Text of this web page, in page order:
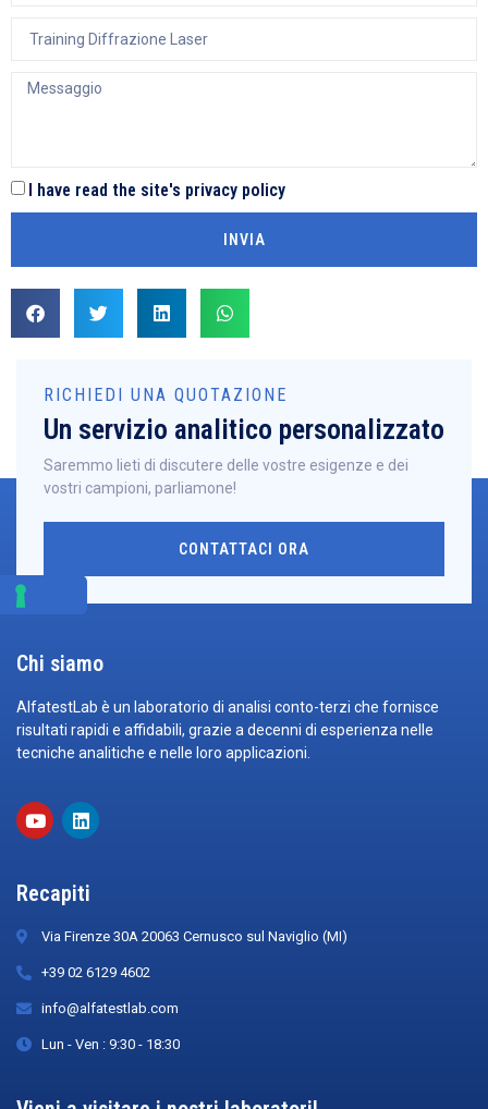
I have read the site's privacy policy
INVIA
RICHIEDI UNA QUOTAZIONE
Un servizio analitico personalizzato
Saremmo lieti di discutere delle vostre esigenze e dei
vostri campioni, parliamone!
CONTATTACI ORA
Chi siamo
AlfatestLab è un laboratorio di analisi conto-terzi che fornisce
risultati rapidi e affidabili, grazie a decenni di esperienza nelle
tecniche analitiche e nelle loro applicazioni.
Recapiti
Via Firenze 30A 20063 Cernusco sul Naviglio (MI)
+39 02 6129 4602
info@alfatestlab.com
Lun - Ven : 9:30 - 18:30